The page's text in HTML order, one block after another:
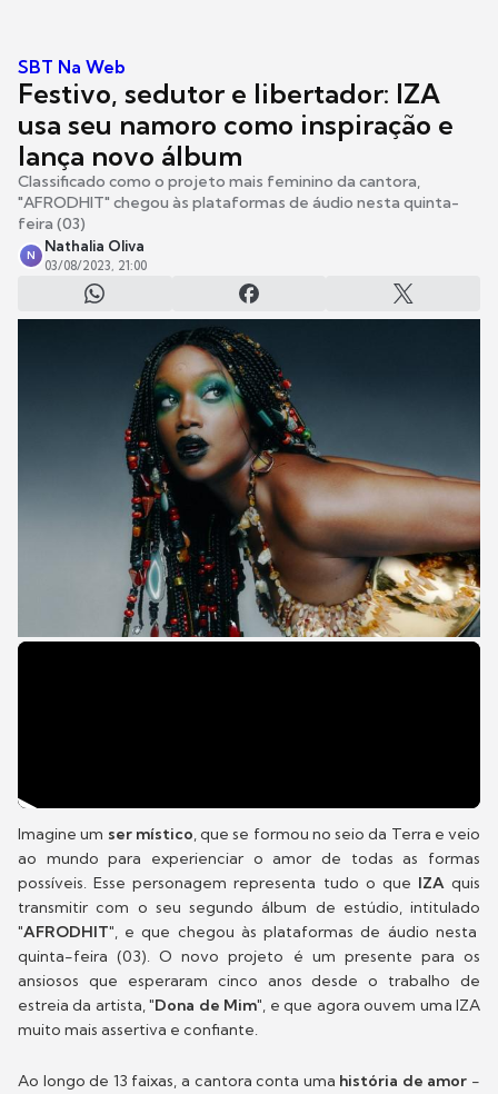
SBT Na Web
Festivo, sedutor e libertador: IZA
usa seu namoro como inspiração e
lança novo álbum
Classificado como o projeto mais feminino da cantora,
"AFRODHIT" chegou às plataformas de áudio nesta quinta-
feira (03)
N
Nathalia Oliva
03/08/2023, 21:00
Imagine um ser místico, que se formou no seio da Terra e veio
ao mundo para experienciar o amor de todas as formas
possíveis. Esse personagem representa tudo o que IZA quis
transmitir com o seu segundo álbum de estúdio, intitulado
"AFRODHIT", e que chegou às plataformas de áudio nesta
quinta-feira (03). O novo projeto é um presente para os
ansiosos que esperaram cinco anos desde o trabalho de
estreia da artista,"Dona de Mim", e que agora ouvem uma IZA
muito mais assertiva e confiante.
Ao longo de 13 faixas, a cantora conta uma história de amor -